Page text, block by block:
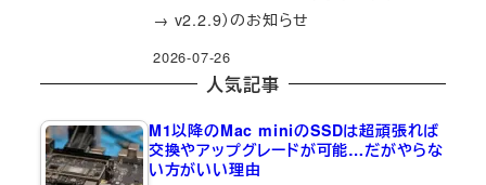
→ v2.2.9）のお知らせ
2026-07-26
人気記事
M1以降のMac miniのSSDは超頑張れば
交換やアップグレードが可能…だがやらな
い方がいい理由